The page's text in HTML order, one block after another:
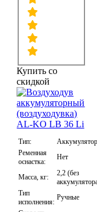
Купить со
скидкой
Тип:
Ременная
оснастка:
Нет
Масса, кг:
2,2 (без
Тип
исполнения:
Ручные